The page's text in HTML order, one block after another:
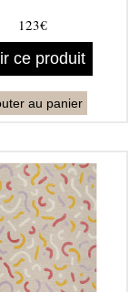
123€
ce produit
au panier